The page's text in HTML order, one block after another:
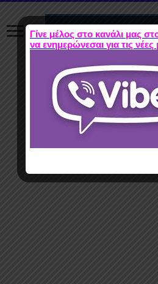
Γίνε μέλος στο κανάλι μας
να ενημερώνεσαι για τις νέες